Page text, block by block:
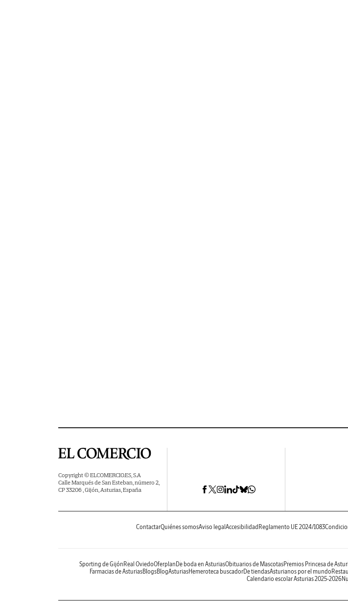
Copyright © ELCOMERCIO.ES, S.A
Calle Marqués de San Esteban, número 2,
CP 33206 , Gijón, Asturias, España
ContactarQuiénes somosAviso legal Accesibilidad Reglamento UE 2024/1083
Sporting de Gijón Real OviedoOferplan De boda en AsturiasObituarios de MascotasPremios Princesa de
Farmacias de AsturiasBlogsBlogAsturiasHemeroteca buscadorDe tiendasAsturianos por el mundo
Calendario escolar Asturias 2025-2026